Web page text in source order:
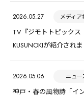
2026.05.27 メディア
TV『ジモトトピック
KUSUNOKIが紹介され
2026.05.06 ニュー
神戸・春の風物詩「イ